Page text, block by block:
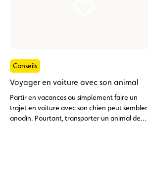
Conseils
Voyager en voiture avec son animal
Partir en vacances ou simplement faire un
trajet en voiture avec son chien peut sembler
anodin. Pourtant, transporter un animal de